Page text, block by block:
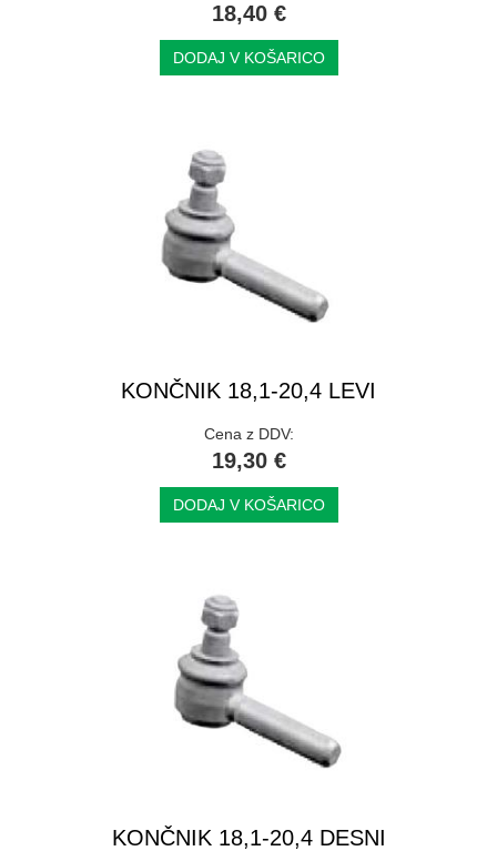
18,40 €
DODAJ V KOŠARICO
KONČNIK 18,1-20,4 LEVI
Cena z DDV:
19,30 €
DODAJ V KOŠARICO
KONČNIK 18,1-20,4 DESNI